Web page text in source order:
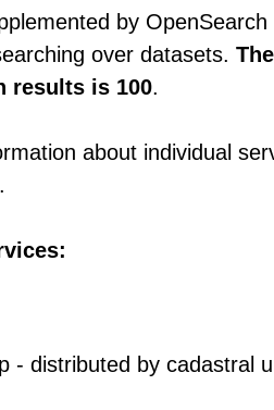
by
over datasets.
results is 100.
about individual
.
- distributed by cadastral